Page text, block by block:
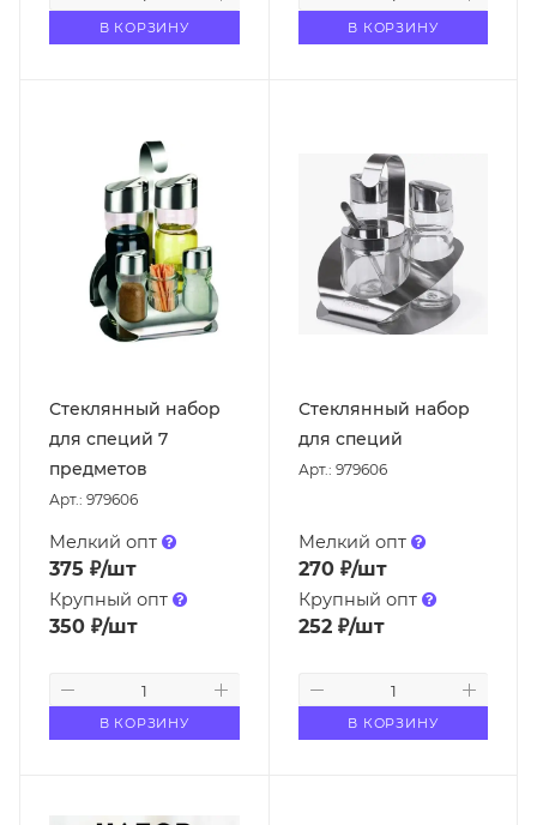
В КОРЗИНУ В КОРЗИНУ
Стеклянный набор
для специй 7
предметов
Арт.: 979606
Мелкий опт
375 ₽/шт
Крупный опт
350 ₽/шт
В КОРЗИНУ
Стеклянный набор
для специй
Арт.: 979606
Мелкий опт
270₽/шт
Крупный опт
252₽/шт
В КОРЗИНУ